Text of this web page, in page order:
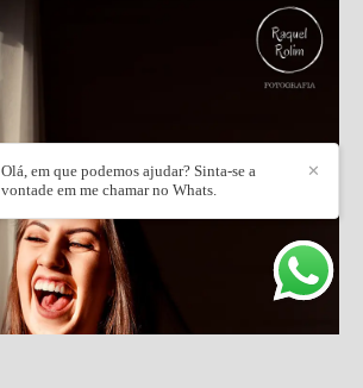
✕
Olá, em que podemos ajudar? Sinta-se a
vontade em me chamar no Whats.